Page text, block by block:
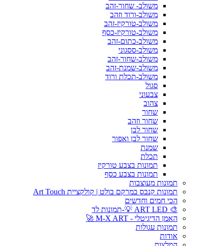
משולב- שחור-זהב
משולב-ורוד וזהב
משולב-טורקיז-זהב
משולב-טורקיז-כסף
משולב-כתום-זהב
משולב-ססגוני
משולב-שחור-זהב
משולב-שמנת-זהב
משולב-תכלת ורוד
סגול
צבעוני
צהוב
שחור
שחור וזהב
שחור לבן
שחור לבן ואפור
שמנת
תכלת
תמונות בצבע טורקיז
תמונות בצבע כסף
תמונות מעוצבות
תמונות קנבס במרקם בולט | קולקציית Art Touch
הכי חמים וחדשים
🎨 ART LED 💡-תמונות לד
האמן הדיגיטלי - M-X ART 🚀
תמונות עגולות
אודות